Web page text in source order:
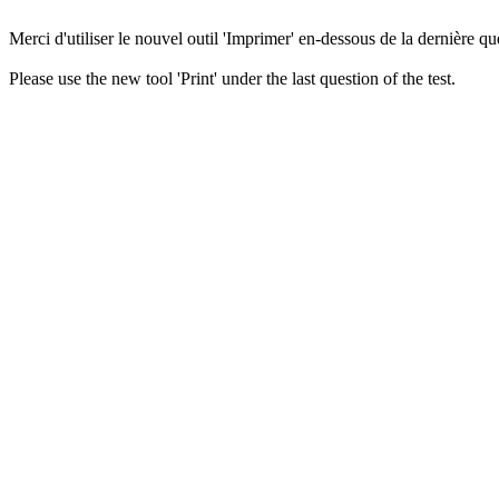
Merci d'utiliser le nouvel outil 'Imprimer' en-dessous de la dernière
Please use the new tool 'Print' under the last question of the test.